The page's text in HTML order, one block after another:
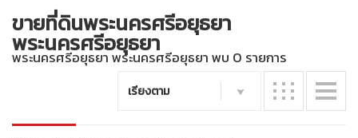
ขายที่ดินพระนครศรีอยุธยา
พระนครศรีอยุธยา
พระนครศรีอยุธยา พระนครศรีอยุธยา พบ 0 รายการ
เรียงตาม